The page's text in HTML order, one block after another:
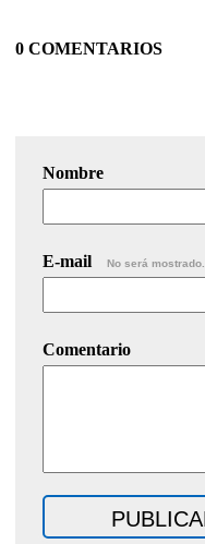
0 COMENTARIOS
Nombre
E-mail No será mostrado.
Comentario